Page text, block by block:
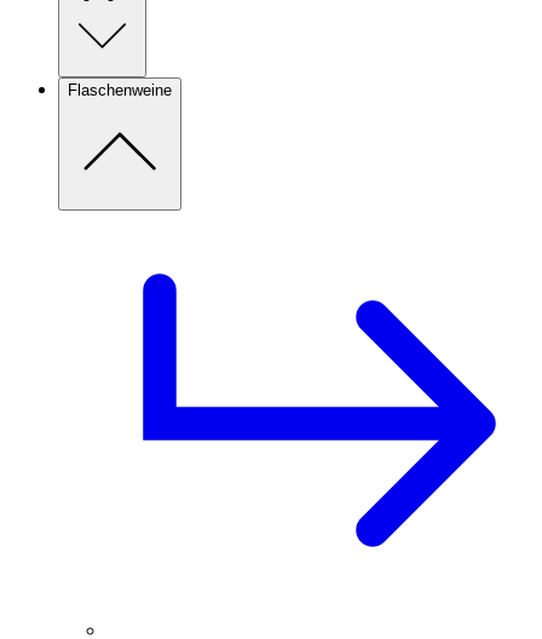
Flaschenweine